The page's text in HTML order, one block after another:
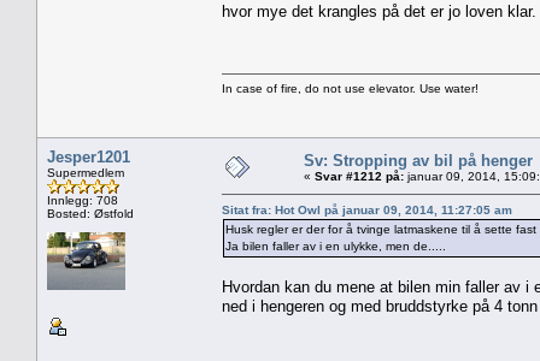
hvor mye det krangles på det er jo loven
In case of fire, do not use elevator. Use water!
Jesper1201
Supermedlem
Innlegg: 708
Bosted: Østfold
Sv: Stropping av bil på henger
« Svar #1212 på: januar 09, 2014,
Sitat fra: Hot Owl på januar 09, 2014, 11:27:05 am
Husk regler er der for å tvinge latmaskene til å sette
Ja bilen faller av i en ulykke, men de.....
Hvordan kan du mene at bilen min faller av i
ned i hengeren og med bruddstyrke på 4